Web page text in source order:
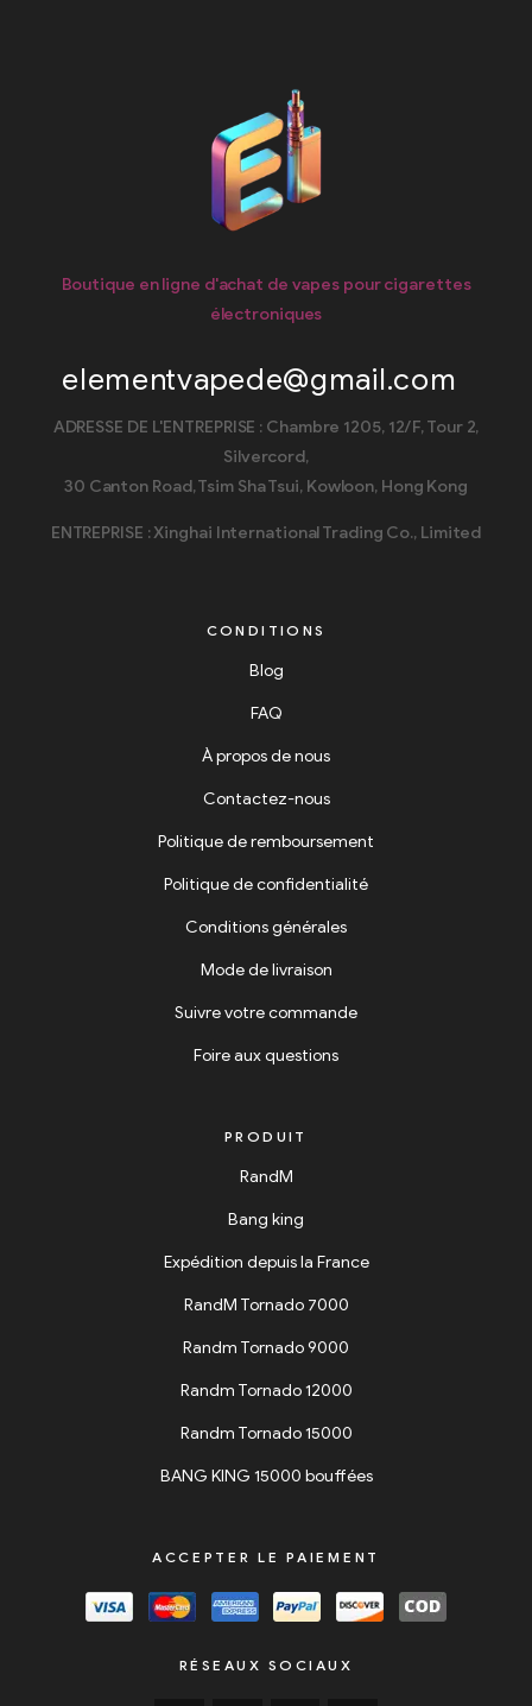
Boutique en ligne d'achat de vapes pour cigarettes
électroniques
elementvapede@gmail.com
ADRESSE DE L'ENTREPRISE : Chambre 1205, 12/F, Tour 2,
Silvercord,
30 Canton Road, Tsim Sha Tsui, Kowloon, Hong Kong
ENTREPRISE : Xinghai International Trading Co., Limited
CONDITIONS
Blog
FAQ
À propos de nous
Contactez-nous
Politique de remboursement
Politique de confidentialité
Conditions générales
Mode de livraison
Suivre votre commande
Foire aux questions
PRODUIT
RandM
Bang king
Expédition depuis la France
RandM Tornado 7000
Randm Tornado 9000
Randm Tornado 12000
Randm Tornado 15000
BANG KING 15000 bouffées
ACCEPTER LE PAIEMENT
RÉSEAUX SOCIAUX